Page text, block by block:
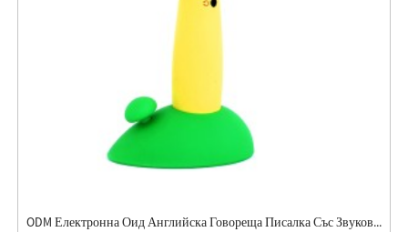
ODM Електронна Оид Английска Говореща Писалка Със Звуков...